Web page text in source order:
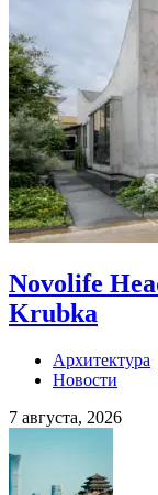
Novolife
Krubka
Архитектура
Новости
7 августа, 2026